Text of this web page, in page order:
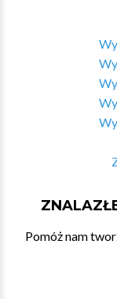
Pomóż nam